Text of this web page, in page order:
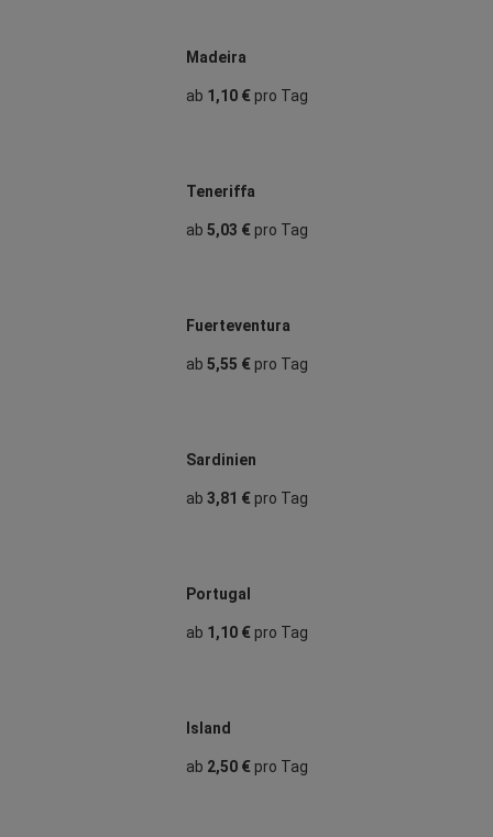
Madeira
ab 1,10 €pro Tag
Teneriffa
ab 5,03 €pro Tag
Fuerteventura
ab 5,55 €pro Tag
Sardinien
ab 3,81 €pro Tag
Portugal
ab 1,10 €pro Tag
Island
ab 2,50 €pro Tag